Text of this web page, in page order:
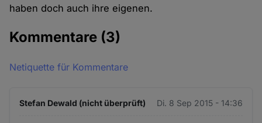
haben doch auch ihre eigenen.
Kommentare (3)
Netiquette für Kommentare
Stefan Dewald (nicht überprüft) Di. 8 Sep 2015 - 14:36